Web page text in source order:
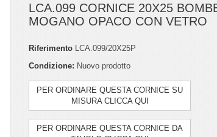
LCA.099 CORNICE 20X25
MOGANO OPACO CON VETRO
Riferimento LCA.099/20X25P
Condizione: Nuovo prodotto
PER ORDINARE QUESTA CORNICE SU
MISURA CLICCA QUI
PER ORDINARE QUESTA CORNICE DA